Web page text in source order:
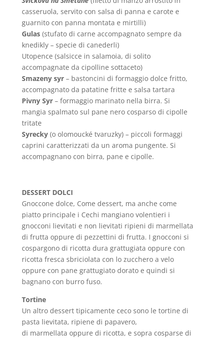
casseruola, servito con salsa di panna e carote e
guarnito con panna montata e mirtilli)
Gulas(stufato di carne accompagnato sempre da
knedikly – specie di canederli)
Utopence (salsicce in salamoia, di solito
accompagnate da cipolline sottaceto)
Smazeny syr– bastoncini di formaggio dolce fritto,
accompagnato da patatine fritte e salsa tartara
Pivny Syr– formaggio marinato nella birra. Si
mangia spalmato sul pane nero cosparso di cipolle
tritate
Syrecky(o olomoucké tvaruzky) – piccoli formaggi
caprini caratterizzati da un aroma pungente. Si
accompagnano con birra, pane e cipolle.
DESSERT DOLCI
Gnoccone dolce, Come dessert, ma anche come
piatto principale i Cechi mangiano volentieri i
gnocconi lievitati e non lievitati ripieni di marmellata
di frutta oppure di pezzettini di frutta. I gnocconi si
cospargono di ricotta dura grattugiata oppure con
ricotta fresca sbriciolata con lo zucchero a velo
oppure con pane grattugiato dorato e quindi si
bagnano con burro fuso.
Tortine
Un altro dessert tipicamente ceco sono le tortine di
pasta lievitata, ripiene di papavero,
di marmellata oppure di ricotta, e sopra cosparse di